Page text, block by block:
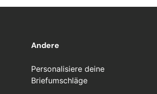
Andere
Personalisiere deine
Briefumschläge